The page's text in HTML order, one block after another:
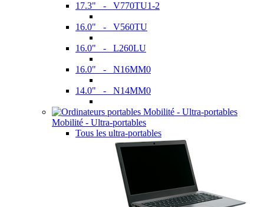
17.3" - V770TU1-2
16.0" - V560TU
16.0" - L260LU
16.0" - N16MM0
14.0" - N14MM0
Mobilité - Ultra-portables
Tous les ultra-portables